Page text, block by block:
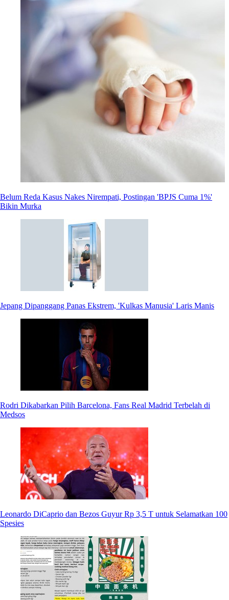
Belum Reda Kasus Nakes Nirempati, Postingan 'BPJS Cuma 1%'
Bikin Murka
Jepang Dipanggang Panas Ekstrem, 'Kulkas Manusia' Laris Manis
Rodri Dikabarkan Pilih Barcelona, Fans Real Madrid Terbelah di
Medsos
Leonardo DiCaprio dan Bezos Guyur Rp 3,5 T untuk Selamatkan 100
Spesies